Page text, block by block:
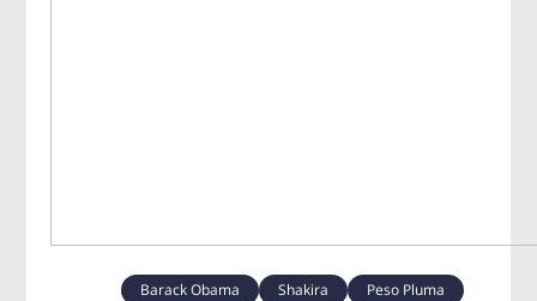
Barack Obama Shakira Peso Pluma